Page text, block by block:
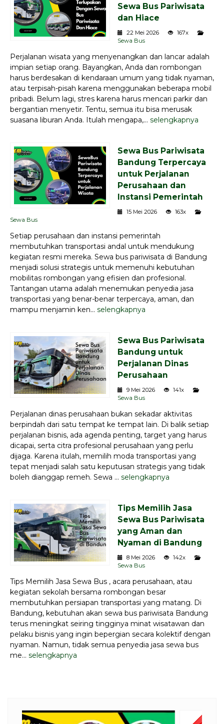
Sewa Bus Pariwisata
dan Hiace
22 Mei 2026
167x
Sewa Bus
Perjalanan wisata yang menyenangkan dan lancar adalah
impian setiap orang. Bayangkan, Anda dan rombongan
harus berdesakan di kendaraan umum yang tidak nyaman,
atau terpisah-pisah karena menggunakan beberapa mobil
pribadi. Belum lagi, stres karena harus mencari parkir dan
bergantian menyetir. Tentu, semua itu bisa merusak
suasana liburan Anda. Itulah mengapa,... selengkapnya
Sewa Bus Pariwisata
Bandung Terpercaya
untuk Perjalanan
Perusahaan dan
Instansi Pemerintah
15 Mei 2026
163x
Sewa Bus
Setiap perusahaan dan instansi pemerintah
membutuhkan transportasi andal untuk mendukung
kegiatan resmi mereka. Sewa bus pariwisata di Bandung
menjadi solusi strategis untuk memenuhi kebutuhan
mobilitas rombongan yang efisien dan profesional.
Tantangan utama adalah menemukan penyedia jasa
transportasi yang benar-benar terpercaya, aman, dan
mampu menjamin ken... selengkapnya
Sewa Bus Pariwisata
Bandung untuk
Perjalanan Dinas
Perusahaan
9 Mei 2026
141x
Sewa Bus
Perjalanan dinas perusahaan bukan sekadar aktivitas
berpindah dari satu tempat ke tempat lain. Di balik setiap
perjalanan bisnis, ada agenda penting, target yang harus
dicapai, serta citra profesional perusahaan yang perlu
dijaga. Karena itulah, memilih moda transportasi yang
tepat menjadi salah satu keputusan strategis yang tidak
boleh dianggap remeh. Sewa ... selengkapnya
Tips Memilih Jasa
Sewa Bus Pariwisata
yang Aman dan
Nyaman di Bandung
8 Mei 2026
142x
Sewa Bus
Tips Memilih Jasa Sewa Bus , acara perusahaan, atau
kegiatan sekolah bersama rombongan besar
membutuhkan persiapan transportasi yang matang. Di
Bandung, kebutuhan akan sewa bus pariwisata Bandung
terus meningkat seiring tingginya minat wisatawan dan
pelaku bisnis yang ingin bepergian secara kolektif dengan
nyaman. Namun, tidak semua penyedia jasa sewa bus
me... selengkapnya